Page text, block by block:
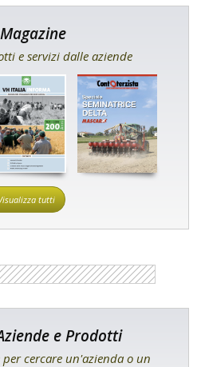
e servizi dalle aziende
tutti
e Prodotti
cercare un'azienda o un